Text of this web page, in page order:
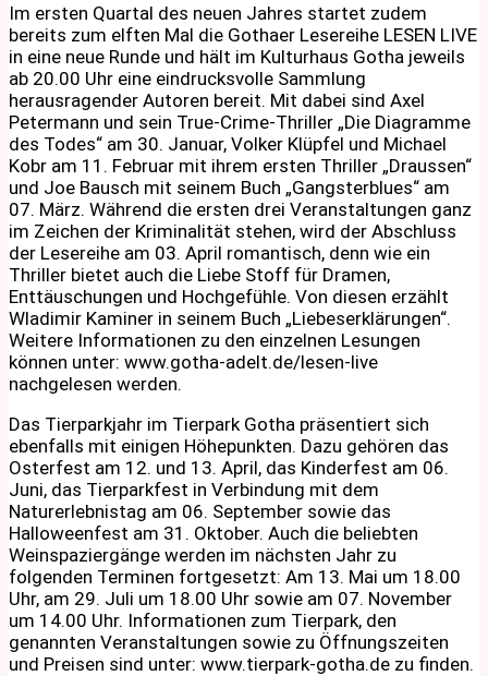
Im ersten Quartal des neuen Jahres startet zudem
bereits zum elften Mal die Gothaer Lesereihe LESEN LIVE
in eine neue Runde und hält im Kulturhaus Gotha jeweils
ab 20.00 Uhr eine eindrucksvolle Sammlung
herausragender Autoren bereit. Mit dabei sind Axel
Petermann und sein True-Crime-Thriller „Die Diagramme
des Todes“ am 30. Januar, Volker Klüpfel und Michael
Kobr am 11. Februar mit ihrem ersten Thriller „Draussen“
und Joe Bausch mit seinem Buch „Gangsterblues“ am
07. März. Während die ersten drei Veranstaltungen ganz
im Zeichen der Kriminalität stehen, wird der Abschluss
der Lesereihe am 03. April romantisch, denn wie ein
Thriller bietet auch die Liebe Stoff für Dramen,
Enttäuschungen und Hochgefühle. Von diesen erzählt
Wladimir Kaminer in seinem Buch „Liebeserklärungen“.
Weitere Informationen zu den einzelnen Lesungen
können unter: www.gotha-adelt.de/lesen-live
nachgelesen werden.
Das Tierparkjahr im Tierpark Gotha präsentiert sich
ebenfalls mit einigen Höhepunkten. Dazu gehören das
Osterfest am 12. und 13. April, das Kinderfest am 06.
Juni, das Tierparkfest in Verbindung mit dem
Naturerlebnistag am 06. September sowie das
Halloweenfest am 31. Oktober. Auch die beliebten
Weinspaziergänge werden im nächsten Jahr zu
folgenden Terminen fortgesetzt: Am 13. Mai um 18.00
Uhr, am 29. Juli um 18.00 Uhr sowie am 07. November
um 14.00 Uhr. Informationen zum Tierpark, den
genannten Veranstaltungen sowie zu Öffnungszeiten
und Preisen sind unter: www.tierpark-gotha.de zu finden.